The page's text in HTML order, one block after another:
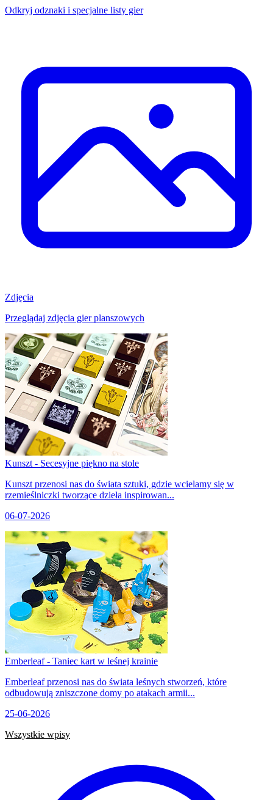
Odkryj odznaki i specjalne listy gier
Zdjęcia
Przeglądaj zdjęcia gier planszowych
Kunszt - Secesyjne piękno na stole
Kunszt przenosi nas do świata sztuki, gdzie wcielamy się w
rzemieślniczki tworzące dzieła inspirowan...
06-07-2026
Emberleaf - Taniec kart w leśnej krainie
Emberleaf przenosi nas do świata leśnych stworzeń, które
odbudowują zniszczone domy po atakach armii...
25-06-2026
Wszystkie wpisy